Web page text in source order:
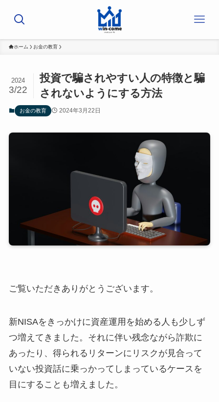
ホーム お金の教育
投資で騙されやすい人の特徴と騙
されないようにする方法
2024
3/22
お金の教育 2024年3月22日
ご覧いただきありがとうございます。
新NISAをきっかけに資産運用を始める人も少しず
つ増えてきました。それに伴い残念ながら詐欺に
あったり、得られるリターンにリスクが見合って
いない投資話に乗っかってしまっているケースを
目にすることも増えました。